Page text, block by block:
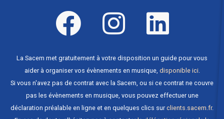
La Sacem met gratuitement à votre disposition un guide pour vous
aider à organiser vos évènements en musique, disponible ici.
Si vous n'avez pas de contrat avec la Sacem, ou si ce contrat ne couvre
pas les évènements en musique, vous pouvez effectuer une
déclaration préalable en ligne et en quelques clics surclients.sacem.fr.